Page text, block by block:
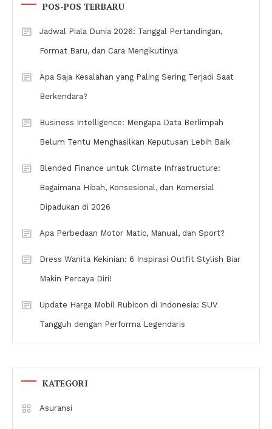
POS-POS TERBARU
Jadwal Piala Dunia 2026: Tanggal Pertandingan,
Format Baru, dan Cara Mengikutinya
Apa Saja Kesalahan yang Paling Sering Terjadi Saat
Berkendara?
Business Intelligence: Mengapa Data Berlimpah
Belum Tentu Menghasilkan Keputusan Lebih Baik
Blended Finance untuk Climate Infrastructure:
Bagaimana Hibah, Konsesional, dan Komersial
Dipadukan di 2026
Apa Perbedaan Motor Matic, Manual, dan Sport?
Dress Wanita Kekinian: 6 Inspirasi Outfit Stylish Biar
Makin Percaya Diri!
Update Harga Mobil Rubicon di Indonesia: SUV
Tangguh dengan Performa Legendaris
KATEGORI
Asuransi